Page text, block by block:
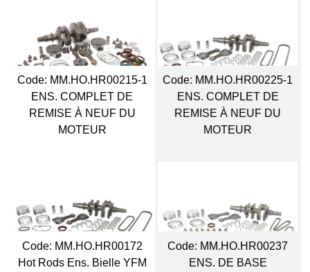
Code: MM.HO.HR00215-1
ENS. COMPLET DE
REMISE À NEUF DU
MOTEUR
Code: MM.HO.HR00225-1
ENS. COMPLET DE
REMISE À NEUF DU
MOTEUR
Code: MM.HO.HR00172
Hot Rods Ens. Bielle YFM
Code: MM.HO.HR00237
ENS. DE BASE